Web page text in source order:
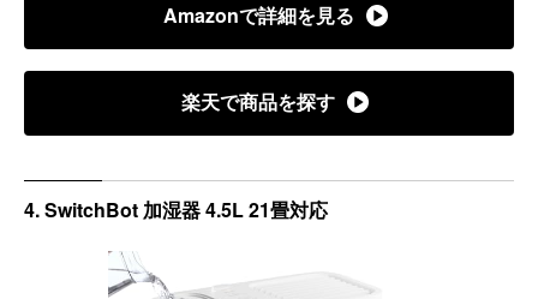
Amazonで詳細を見る
楽天で商品を探す
4. SwitchBot 加湿器 4.5L 21畳対応